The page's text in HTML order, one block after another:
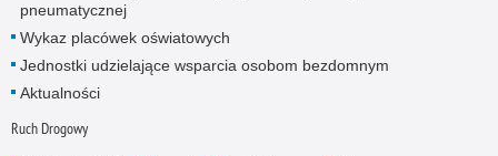
pneumatycznej
Wykaz placówek oświatowych
Jednostki udzielające wsparcia osobom bezdomnym
Aktualności
Ruch Drogowy